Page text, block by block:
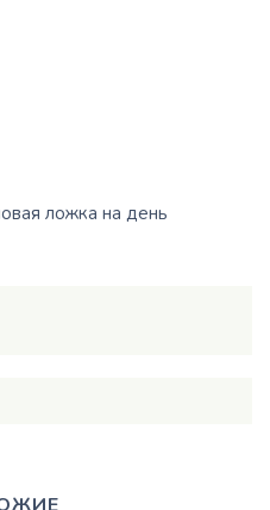
ложка на день